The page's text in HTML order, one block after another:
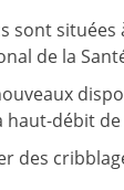
sont situées
de la
débit
des